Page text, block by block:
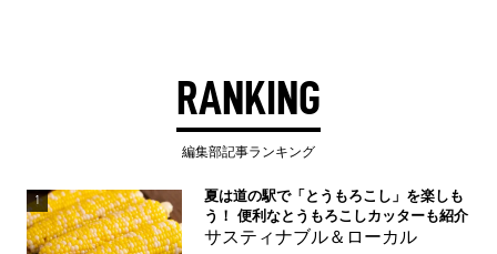
RANKING
編集部記事ランキング
1
夏は道の駅で「とうもろこし」を楽しも
う！ 便利なとうもろこしカッターも紹介
サスティナブル＆ローカル